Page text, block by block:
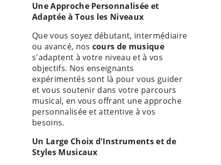
Une Approche Personnalisée et
Adaptée à Tous les Niveaux
Que vous soyez débutant, intermédiaire
ou avancé, nos cours de musique
s'adaptent à votre niveau et à vos
objectifs. Nos enseignants
expérimentés sont là pour vous guider
et vous soutenir dans votre parcours
musical, en vous offrant une approche
personnalisée et attentive à vos
besoins.
Un Large Choix d'Instruments et de
Styles Musicaux